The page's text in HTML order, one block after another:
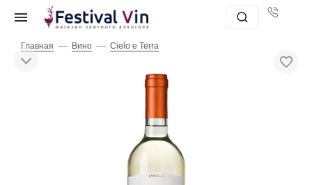
Главная — Вино — Cielo e Terra